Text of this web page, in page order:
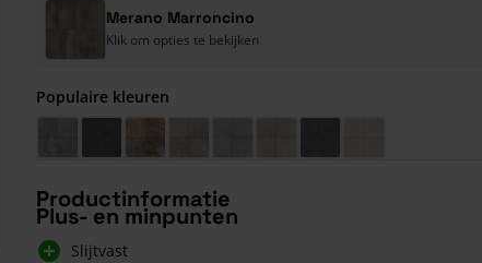
Merano Marroncino
Klik om opties te bekijken
Populaire kleuren
Productinformatie
Plus- en minpunten
Slijtvast